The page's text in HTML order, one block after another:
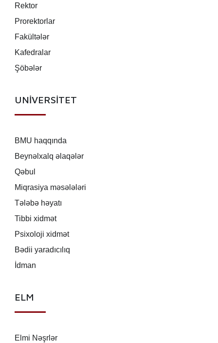
Rektor
Prorektorlar
Fakültələr
Kafedralar
Şöbələr
UNİVERSİTET
BMU haqqında
Beynəlxalq əlaqələr
Qəbul
Miqrasiya məsələləri
Tələbə həyatı
Tibbi xidmət
Psixoloji xidmət
Bədii yaradıcılıq
İdman
ELM
Elmi Nəşrlər